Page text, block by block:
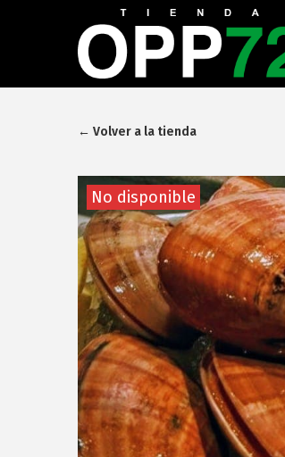
← Volver a la tienda
No disponible
El